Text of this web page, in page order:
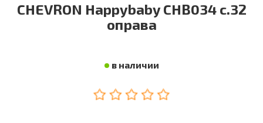
CHEVRON Happybaby CHB034 c.32
оправа
в наличии